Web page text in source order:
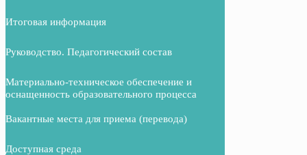
Итоговая информация
Руководство. Педагогический состав
Материально-техническое обеспечение и
оснащенность образовательного процесса
Вакантные места для приема (перевода)
Доступная среда